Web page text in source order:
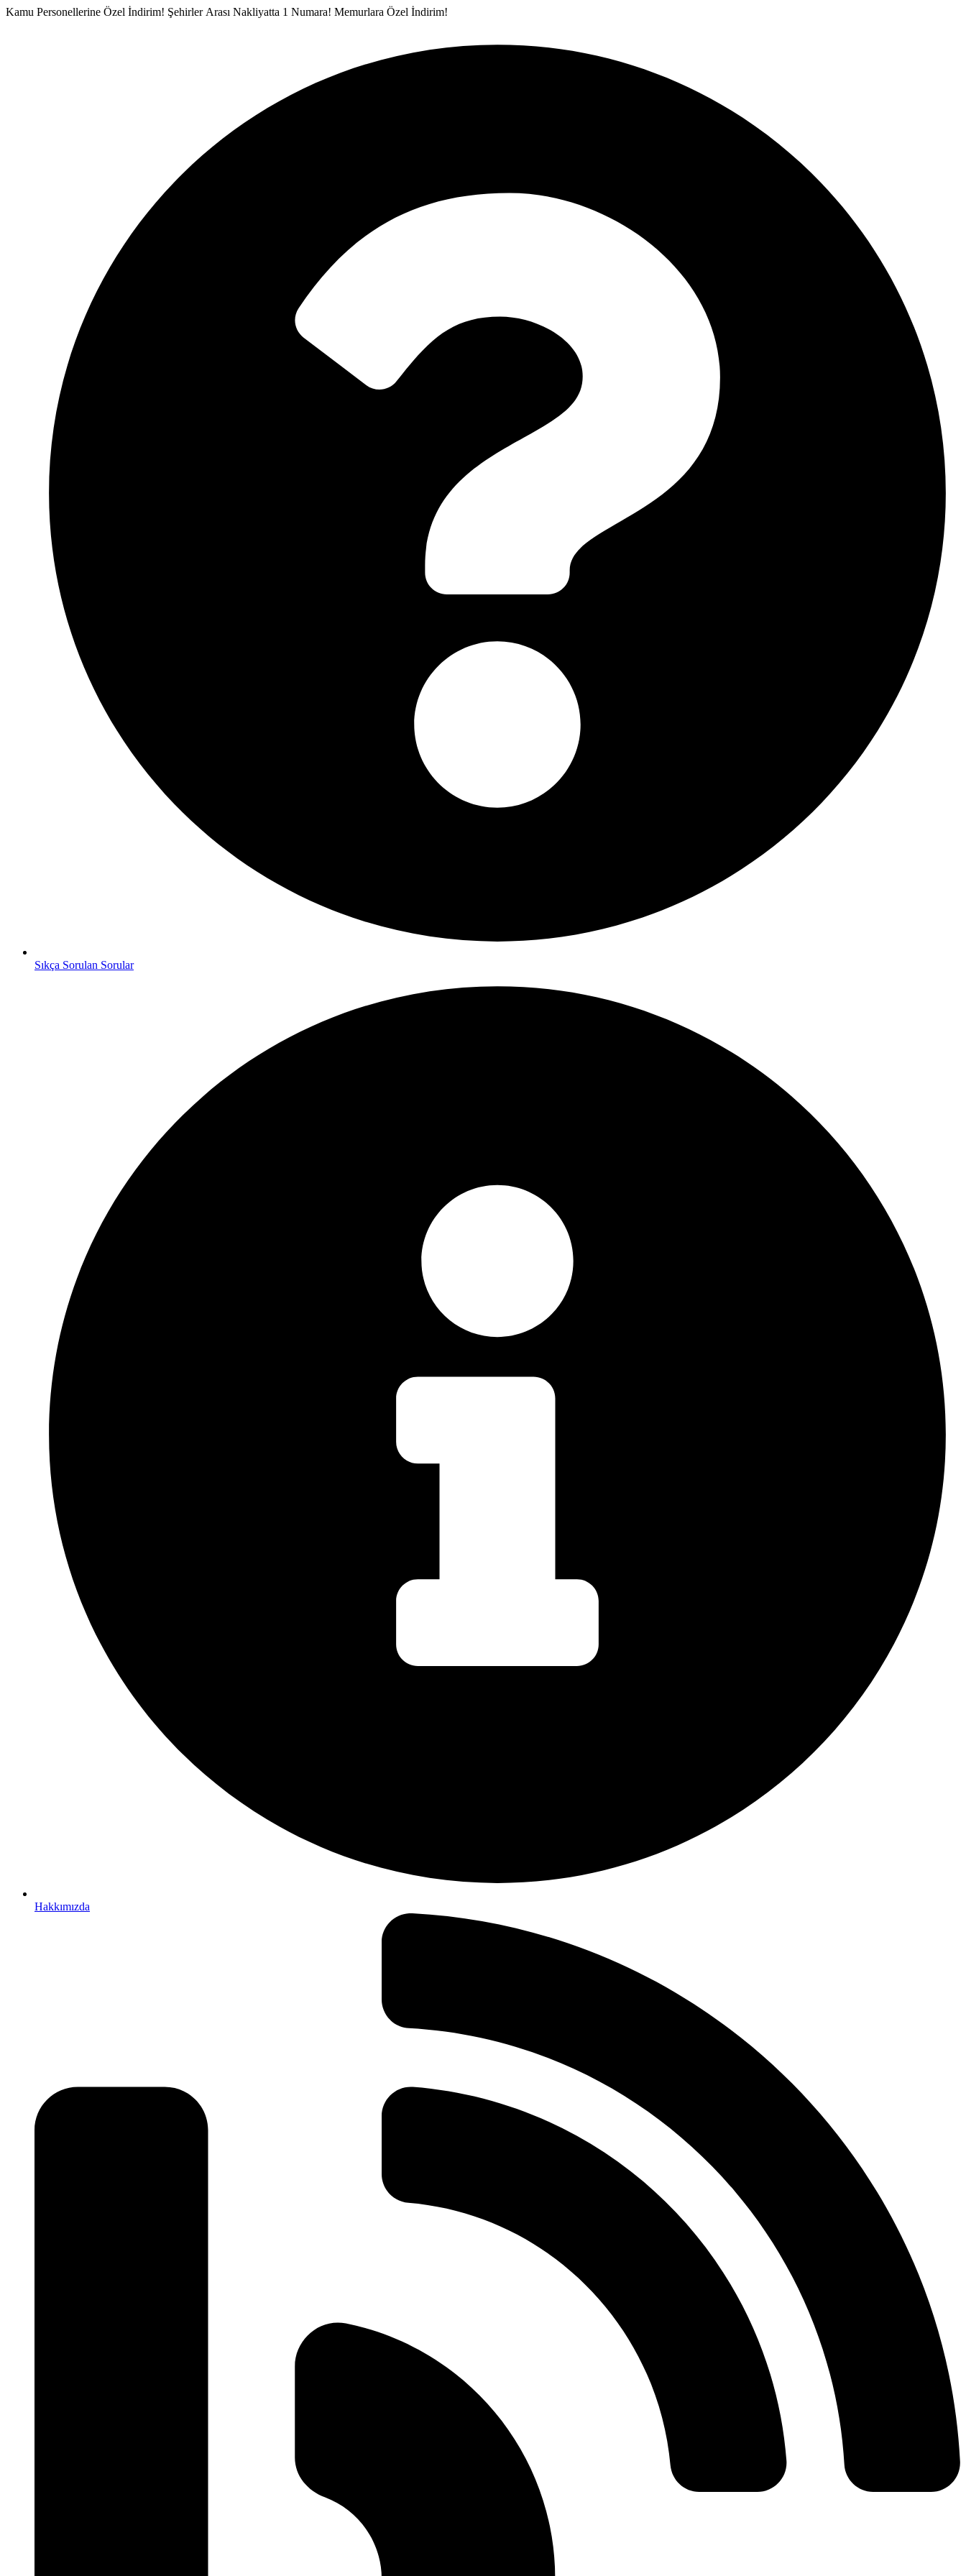
İçeriğe
Kamu Personellerine Özel İndirim! Şehirler Arası Nakliyatta 1 Numara! Memurlara Özel İndirim!
Sıkça Sorulan Sorular
Hakkımızda